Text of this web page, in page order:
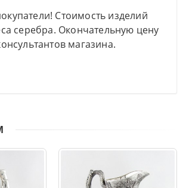
Стоимость изделий
серебра. Окончательную цену
магазина.